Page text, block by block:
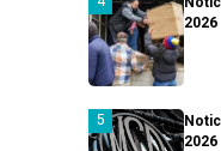
2026
2026